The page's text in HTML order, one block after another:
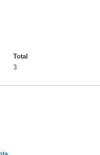
Total
3